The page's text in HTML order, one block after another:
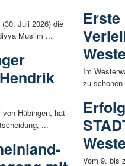
Juli 2026) die
Muslim ...
Hübingen, hat
...
Im
zu
Vom 9. bis